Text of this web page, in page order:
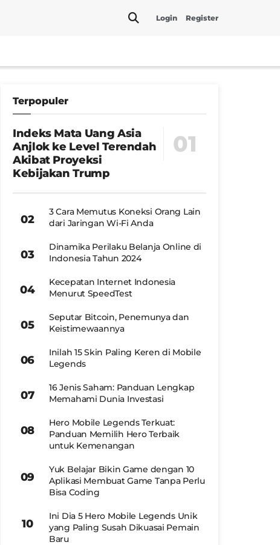
Login Register
Terpopuler
Indeks Mata Uang Asia
Anjlok ke Level Terendah
Akibat Proyeksi
Kebijakan Trump
3 Cara Memutus Koneksi Orang Lain
dari Jaringan Wi-Fi Anda
Dinamika Perilaku Belanja Online di
Indonesia Tahun 2024
Kecepatan Internet Indonesia
Menurut SpeedTest
Seputar Bitcoin, Penemunya dan
Keistimewaannya
Inilah 15 Skin Paling Keren di Mobile
Legends
16 Jenis Saham: Panduan Lengkap
Memahami Dunia Investasi
Hero Mobile Legends Terkuat:
Panduan Memilih Hero Terbaik
untuk Kemenangan
Yuk Belajar Bikin Game dengan 10
Aplikasi Membuat Game Tanpa Perlu
Bisa Coding
Ini Dia 5 Hero Mobile Legends Unik
yang Paling Susah Dikuasai Pemain
Baru